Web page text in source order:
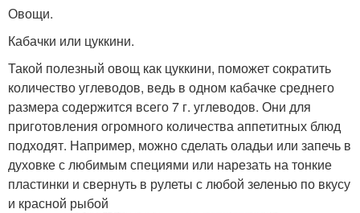
Овощи.
Кабачки или цуккини.
Такой полезный овощ как цуккини, поможет сократить
количество углеводов, ведь в одном кабачке среднего
размера содержится всего 7 г. углеводов. Они для
приготовления огромного количества аппетитных блюд
подходят. Например, можно сделать оладьи или запечь в
духовке с любимым специями или нарезать на тонкие
пластинки и свернуть в рулеты с любой зеленью по вкусу
и красной рыбой